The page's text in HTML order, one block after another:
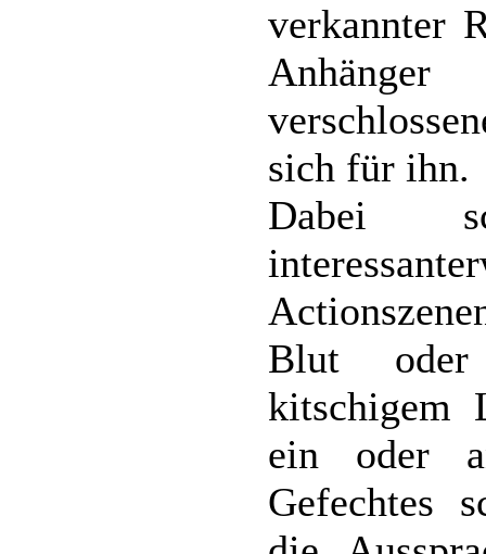
verkannter
sich für ihn.
Dabei
Blut oder
kitschigem
ein oder
Gefechtes